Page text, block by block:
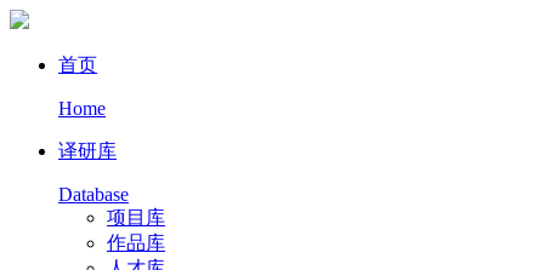
首页
Home
译研库
Database
项目库
作品库